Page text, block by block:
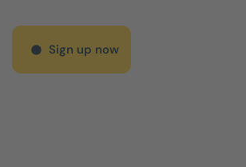
Sign up now